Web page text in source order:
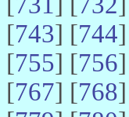
[743] [744
[755] [756
[767] [768